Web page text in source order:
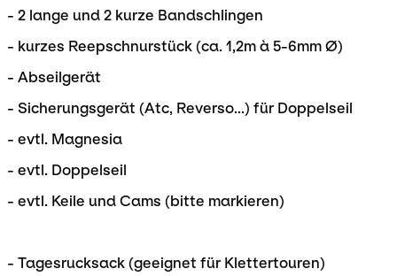
- 2 lange und 2 kurze Bandschlingen
- kurzes Reepschnurstück (ca. 1,2m à 5-6mm Ø)
- Abseilgerät
- Sicherungsgerät (Atc, Reverso...) für Doppelseil
- evtl. Magnesia
- evtl. Doppelseil
- evtl. Keile und Cams (bitte markieren)
- Tagesrucksack (geeignet für Klettertouren)